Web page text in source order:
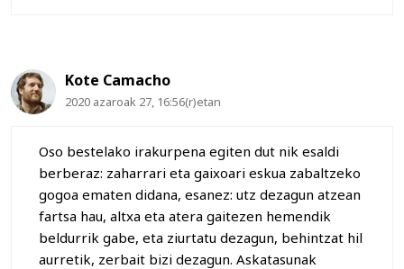
Kote Camacho
2020 azaroak 27, 16:56(r)etan
Oso bestelako irakurpena egiten dut nik esaldi
berberaz: zaharrari eta gaixoari eskua zabaltzeko
gogoa ematen didana, esanez: utz dezagun atzean
fartsa hau, altxa eta atera gaitezen hemendik
beldurrik gabe, eta ziurtatu dezagun, behintzat hil
aurretik, zerbait bizi dezagun. Askatasunak